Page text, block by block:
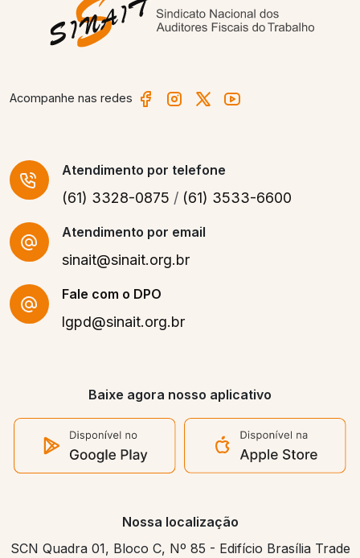
Acompanhe nas redes
Atendimento por telefone
(61) 3328-0875 / (61) 3533-6600
Atendimento por email
sinait@sinait.org.br
Fale com o DPO
lgpd@sinait.org.br
Baixe agora nosso aplicativo
Nossa localização
SCN Quadra 01, Bloco C, Nº 85 - Edifício Brasília Trade